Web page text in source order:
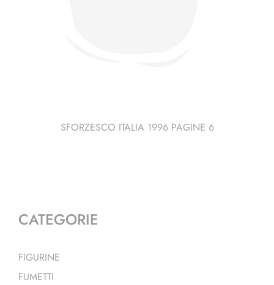
SFORZESCO ITALIA 1996 PAGINE 6
CATEGORIE
FIGURINE
FUMETTI